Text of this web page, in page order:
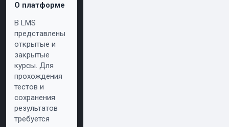
О платформе
В LMS
представлены
открытые и
закрытые
курсы. Для
прохождения
тестов и
сохранения
результатов
требуется